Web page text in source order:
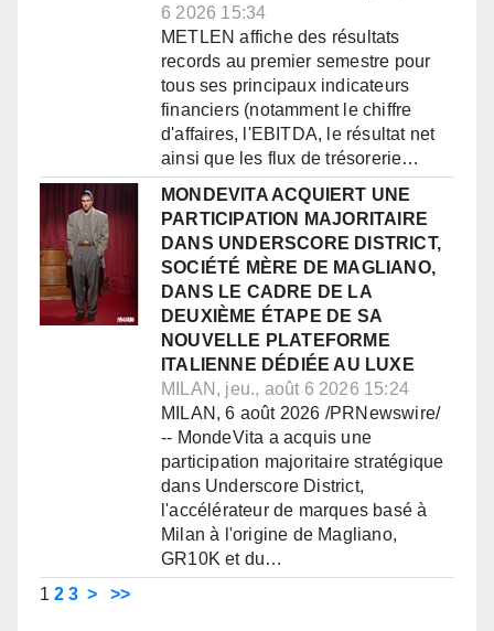
6 2026 15:34
METLEN affiche des résultats
records au premier semestre pour
tous ses principaux indicateurs
financiers (notamment le chiffre
d'affaires, l'EBITDA, le résultat net
ainsi que les flux de trésorerie…
MONDEVITA ACQUIERT UNE
PARTICIPATION MAJORITAIRE
DANS UNDERSCORE DISTRICT,
SOCIÉTÉ MÈRE DE MAGLIANO,
DANS LE CADRE DE LA
DEUXIÈME ÉTAPE DE SA
NOUVELLE PLATEFORME
ITALIENNE DÉDIÉE AU LUXE
MILAN, jeu., août 6 2026 15:24
MILAN, 6 août 2026 /PRNewswire/
-- MondeVita a acquis une
participation majoritaire stratégique
dans Underscore District,
l'accélérateur de marques basé à
Milan à l'origine de Magliano,
GR10K et du…
1 2 3 > >>